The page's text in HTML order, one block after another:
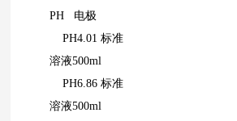
PH 电极
PH4.01 标准
溶液500ml
PH6.86 标准
溶液500ml